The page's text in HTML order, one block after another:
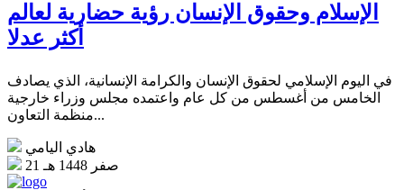
الإسلام وحقوق الإنسان رؤية حضارية لعالم
أكثر عدلا
في اليوم الإسلامي لحقوق الإنسان والكرامة الإنسانية، الذي يصادف
الخامس من أغسطس من كل عام واعتمده مجلس وزراء خارجية
منظمة التعاون...
هادي اليامي
21 صفر 1448 هـ